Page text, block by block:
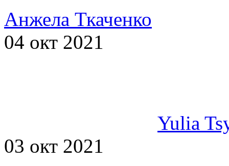
Анжела Ткаченко
04 окт 2021
Yulia
03 окт 2021